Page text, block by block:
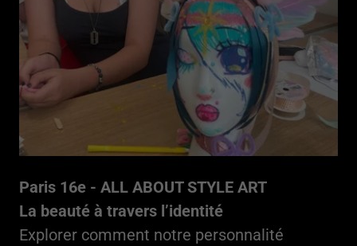
Paris 16e - ALL ABOUT STYLE ART
La beauté à travers l’identité
Explorer comment notre personnalité